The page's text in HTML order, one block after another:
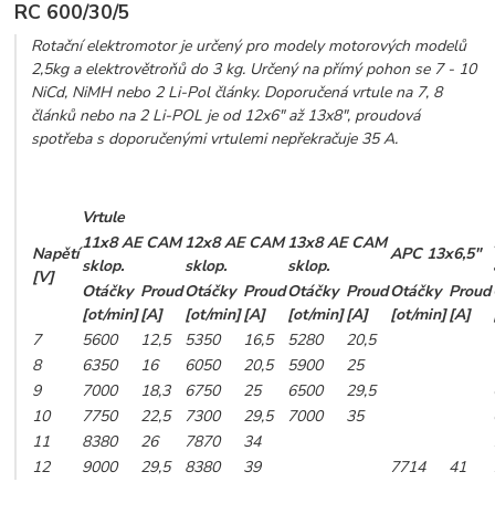
RC 600/30/5
Rotační elektromotor je určený pro modely motorových modelů
2,5kg a elektrovětroňů do 3 kg. Určený na přímý pohon se 7 - 10
NiCd, NiMH nebo 2 Li-Pol články. Doporučená vrtule na 7, 8
článků nebo na 2 Li-POL je od 12x6" až 13x8", proudová
spotřeba s doporučenými vrtulemi nepřekračuje 35 A.
Napětí
[V]
Vrtule
11x8 AE CAM
sklop.
12x8 AE CAM
sklop.
13x8 AE CAM
sklop.
APC 13x6,5"
Otáčky
[ot/min]
Proud
[A]
Otáčky
[ot/min]
Proud
[A]
Otáčky
[ot/min]
Proud
[A]
Otáčky
[ot/min]
Proud
[A]
7
5600 12,5 5350 16,5 5280
20,5
8
6350 16 6050 20,5 5900
25
9
7000 18,3 6750 25 6500 29,5
10
7750 22,5 7300 29,5 7000 35
11
8380 26 7870 34
12
9000 29,5 8380 39 7714 41